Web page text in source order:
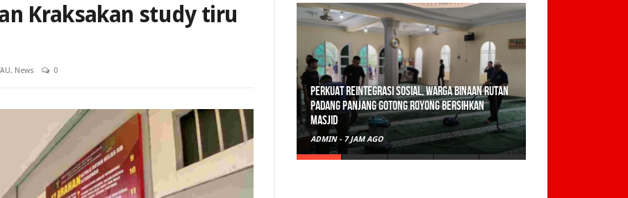
Kraksakan study tiru
, News 0
Polisi Sita 82 Paket Ganja Siap Edar di Tanah
Datar
ADMIN - 1 HARI AGO